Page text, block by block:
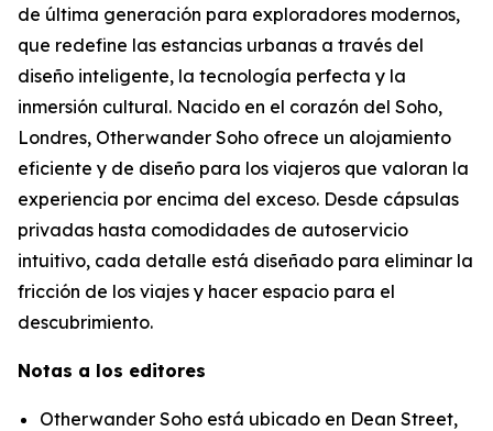
de última generación para exploradores modernos,
que redefine las estancias urbanas a través del
diseño inteligente, la tecnología perfecta y la
inmersión cultural. Nacido en el corazón del Soho,
Londres, Otherwander Soho ofrece un alojamiento
eficiente y de diseño para los viajeros que valoran la
experiencia por encima del exceso. Desde cápsulas
privadas hasta comodidades de autoservicio
intuitivo, cada detalle está diseñado para eliminar la
fricción de los viajes y hacer espacio para el
descubrimiento.
Notas a los editores
Otherwander Soho está ubicado en Dean Street,